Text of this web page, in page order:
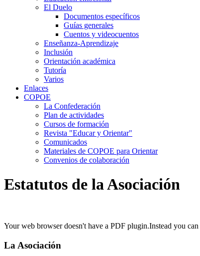
El Duelo
Documentos específicos
Guías generales
Cuentos y videocuentos
Enseñanza-Aprendizaje
Inclusión
Orientación académica
Tutoría
Varios
Enlaces
COPOE
La Confederación
Plan de actividades
Cursos de formación
Revista "Educar y Orientar"
Comunicados
Materiales de COPOE para Orientar
Convenios de colaboración
Estatutos de la Asociación
Your web browser doesn't have a PDF plugin.Instead you can
La Asociación